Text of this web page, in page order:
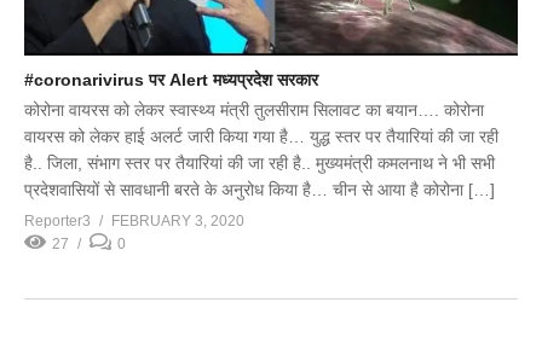
#coronarivirus पर Alert मध्यप्रदेश सरकार
कोरोना वायरस को लेकर स्वास्थ्य मंत्री तुलसीराम सिलावट का बयान…. कोरोना
वायरस को लेकर हाई अलर्ट जारी किया गया है… युद्ध स्तर पर तैयारियां की जा रही
है.. जिला, संभाग स्तर पर तैयारियां की जा रही है.. मुख्यमंत्री कमलनाथ ने भी सभी
प्रदेशवासियों से सावधानी बरते के अनुरोध किया है… चीन से आया है कोरोना […]
Reporter3
FEBRUARY 3, 2020
27
0